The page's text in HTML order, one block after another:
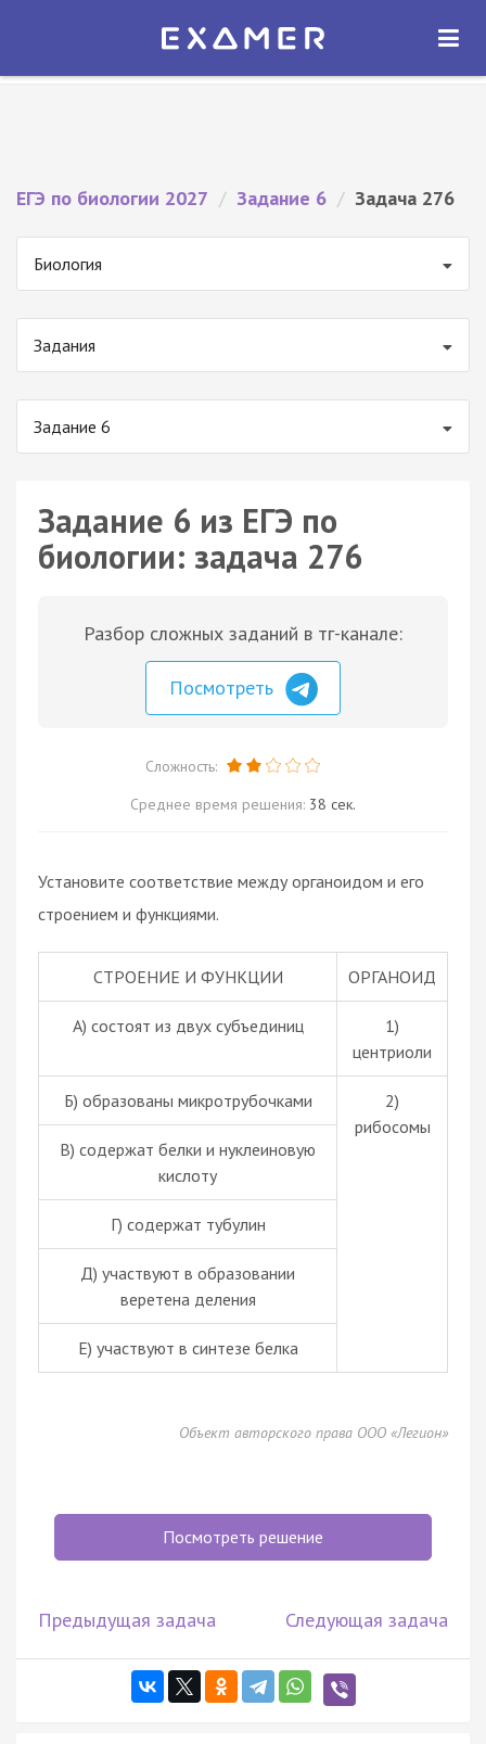
Экзамер — ЕГЭ 2027
ОТКРЫТЬ
ЕГЭ по биологии 2027 / Задание 6 / Задача 276
Биология
Задания
Задание 6
Задание 6 из ЕГЭ по
биологии: задача 276
Разбор сложных заданий в тг-канале:
Посмотреть
Сложность:
Среднее время решения: 38 сек.
Установите соответствие между органоидом и его
строением и функциями.
СТРОЕНИЕ И ФУНКЦИИ ОРГАНОИД
А) состоят из двух субъединиц
1)
центриоли
Б) образованы микротрубочками
2)
рибосомы
В) содержат белки и нуклеиновую
кислоту
Г) содержат тубулин
Д) участвуют в образовании
веретена деления
Е) участвуют в синтезе белка
Объект авторского права ООО «Легион»
Посмотреть решение
Предыдущая задача Следующая задача